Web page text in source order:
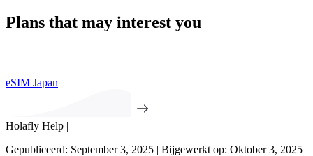
Plans that may interest you
eSIM Japan
Holafly Help |
Gepubliceerd: September 3, 2025 | Bijgewerkt op: Oktober 3, 2025